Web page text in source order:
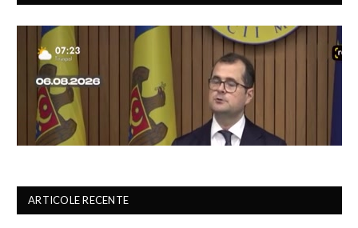
ARTICOLE RECENTE